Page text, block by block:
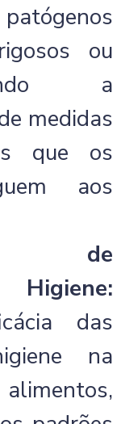
ou
a
medidas
que os
aos
de
das
na